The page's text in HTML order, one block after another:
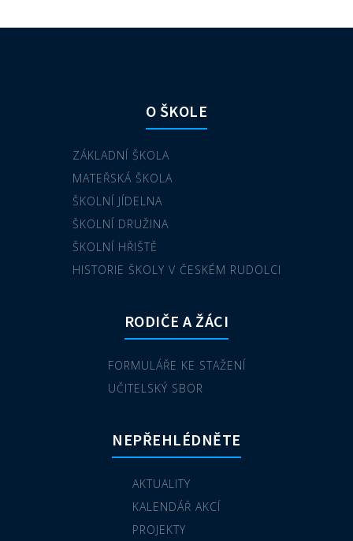
O ŠKOLE
ZÁKLADNÍ ŠKOLA
MATEŘSKÁ ŠKOLA
ŠKOLNÍ JÍDELNA
ŠKOLNÍ DRUŽINA
ŠKOLNÍ HŘIŠTĚ
HISTORIE ŠKOLY V ČESKÉM RUDOLCI
RODIČE A ŽÁCI
FORMULÁŘE KE STAŽENÍ
UČITELSKÝ SBOR
NEPŘEHLÉDNĚTE
AKTUALITY
KALENDÁŘ AKCÍ
PROJEKTY